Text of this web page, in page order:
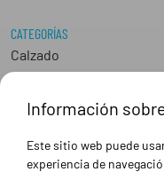
CATEGORÍAS
Calzado
Epis
Industria
Peluquería y Estética
Sanidad
Información
Este sitio web puede
experiencia de